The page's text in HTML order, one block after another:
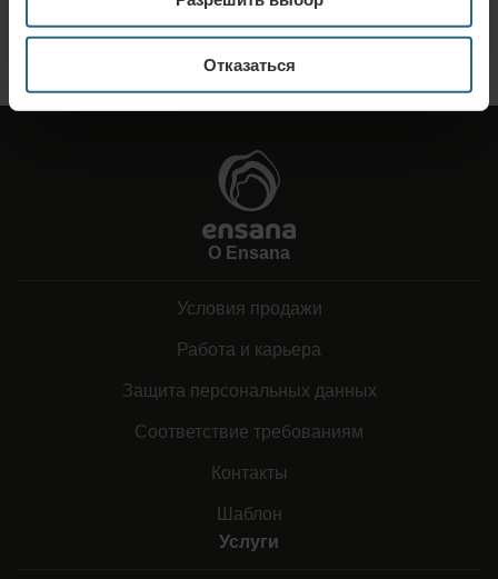
Отказаться
ОТПРАВИТЬ ЗАПРОС
О Ensana
Условия продажи
Работа и карьера
Защита персональных данных
Соответствие требованиям
Контакты
Шаблон
Услуги